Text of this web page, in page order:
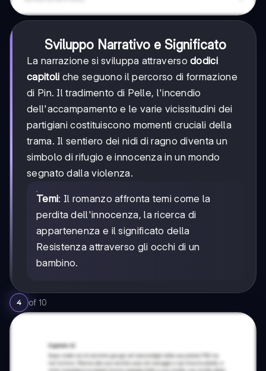
Sviluppo Narrativo e Significato
La narrazione si sviluppa attraversododici
capitoli che seguono il percorso di formazione
di Pin. Il tradimento di Pelle, l'incendio
dell'accampamento e le varie vicissitudini dei
partigiani costituiscono momenti cruciali della
trama. Il sentiero dei nidi di ragno diventa un
simbolo di rifugio e innocenza in un mondo
segnato dalla violenza.
Temi: Il romanzo affronta temi come la
perdita dell'innocenza, la ricerca di
appartenenza e il significato della
Resistenza attraverso gli occhi di un
bambino.
4 of 10